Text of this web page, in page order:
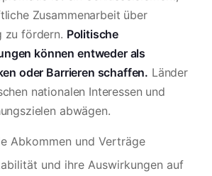
Zusammenarbeit über
zu fördern. Politische
können entweder als
oder Barrieren schaffen. Länder
nationalen Interessen und
abwägen.
Abkommen und Verträge
und ihre Auswirkungen auf